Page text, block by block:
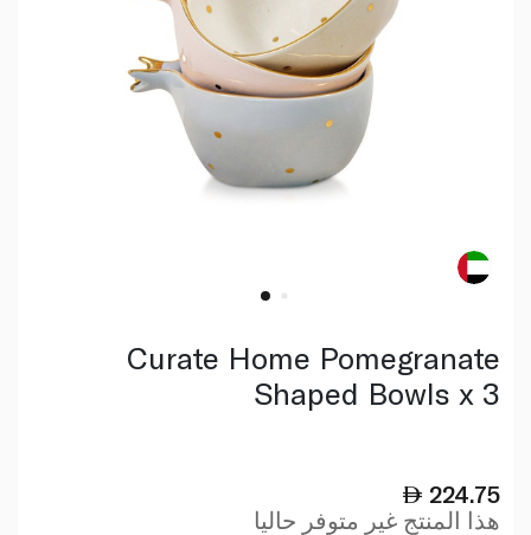
Curate Home Pomegranate
Shaped Bowls x 3
224.75
هذا المنتج غير متوفر حاليا